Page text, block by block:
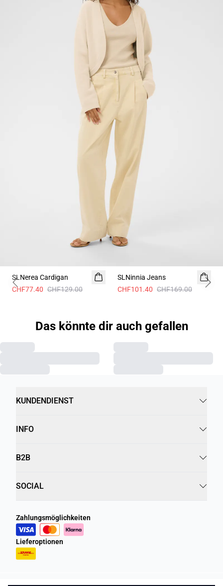
SLNerea Cardigan
CHF77.40 CHF129.00
SLNinnia Jeans
CHF101.40 CHF169.00
Previous slide Next
Das könnte dir auch gefallen
KUNDENDIENST
INFO
B2B
SOCIAL
Zahlungsmöglichkeiten
Lieferoptionen